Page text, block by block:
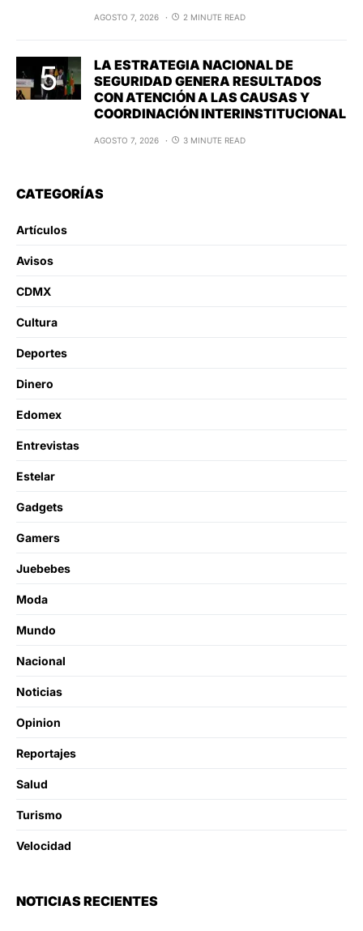
AGOSTO 7, 2026 2 MINUTE READ
LA ESTRATEGIA NACIONAL DE
SEGURIDAD GENERA RESULTADOS
CON ATENCIÓN A LAS CAUSAS Y
COORDINACIÓN INTERINSTITUCIONAL
AGOSTO 7, 2026 3 MINUTE READ
CATEGORÍAS
Artículos
Avisos
CDMX
Cultura
Deportes
Dinero
Edomex
Entrevistas
Estelar
Gadgets
Gamers
Juebebes
Moda
Mundo
Nacional
Noticias
Opinion
Reportajes
Salud
Turismo
Velocidad
NOTICIAS RECIENTES